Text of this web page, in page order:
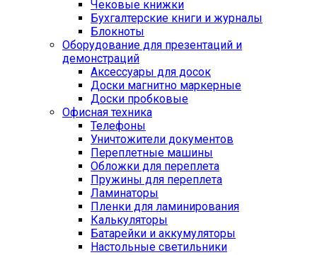
Чековые книжки
Бухгалтерские книги и журналы
Блокноты
Оборудование для презентаций и
демонстраций
Аксессуары для досок
Доски магнитно маркерные
Доски пробковые
Офисная техника
Телефоны
Уничтожители документов
Переплетные машины
Обложки для переплета
Пружины для переплета
Ламинаторы
Пленки для ламинирования
Калькуляторы
Батарейки и аккумуляторы
Настольные светильники